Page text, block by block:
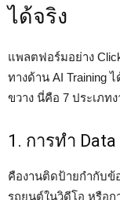
ได้จริง
แพลตฟอร์มอย่าง
ทางด้าน AI Training
ขวาง นี่คือ 7 ประเภท
1. การทำ
คืองานติดป้ายกำกับข้
รถยนต์ในวิดีโอ หรือก